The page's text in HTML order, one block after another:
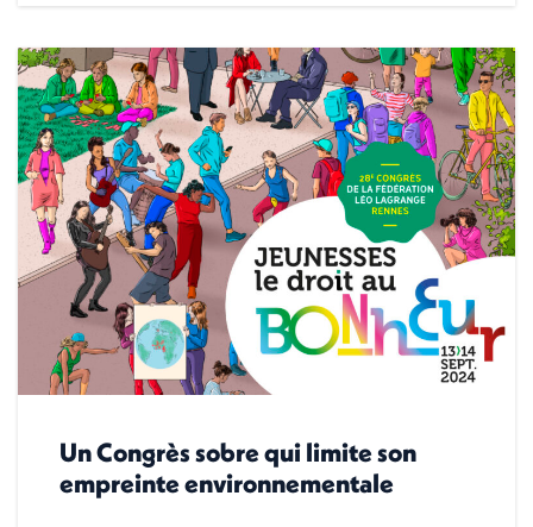
Un Congrès sobre qui limite son
empreinte environnementale